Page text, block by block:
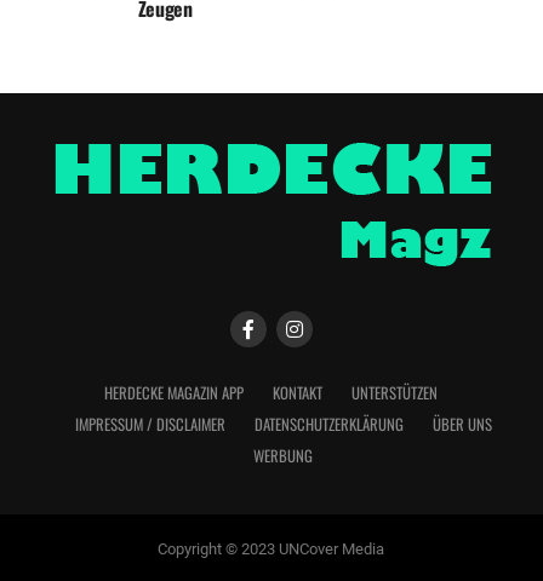
Zeugen
HERDECKE MAGAZIN APP KONTAKT
UNTERSTÜTZEN
IMPRESSUM / DISCLAIMER
DATENSCHUTZERKLÄRUNG
ÜBER UNS
WERBUNG
Copyright © 2023 UNCover Media